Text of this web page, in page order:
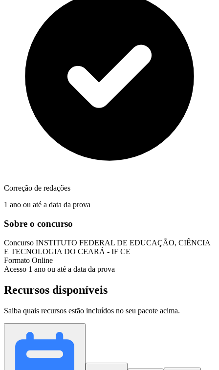
Correção de redações
1 ano ou até a data da prova
Sobre o concurso
Concurso INSTITUTO FEDERAL DE EDUCAÇÃO, CIÊNCIA
E TECNOLOGIA DO CEARÁ - IF CE
Formato Online
Acesso 1 ano ou até a data da prova
Recursos disponíveis
Saiba quais recursos estão incluídos no seu pacote acima.